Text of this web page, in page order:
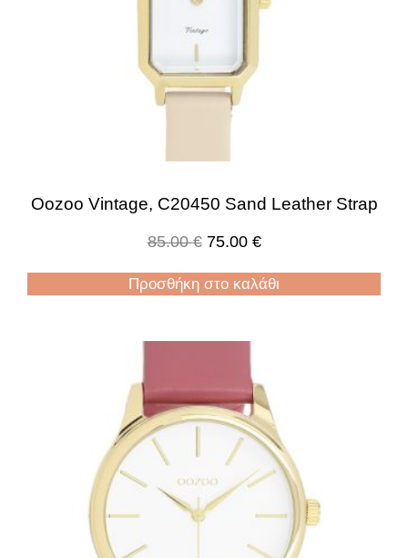
Oozoo Vintage, C20450 Sand Leather Strap
85.00€ 75.00 €
Προσθήκη στο καλάθι